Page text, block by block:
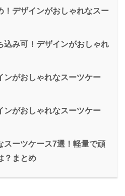
！デザインがおしゃれなスー
込み可！デザインがおしゃれ
ンがおしゃれなスーツケー
ンがおしゃれなスーツケー
スーツケース7選！軽量で頑
？まとめ